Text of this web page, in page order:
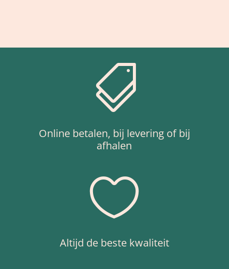

Online betalen, bij levering of bij
afhalen

Altijd de beste kwaliteit